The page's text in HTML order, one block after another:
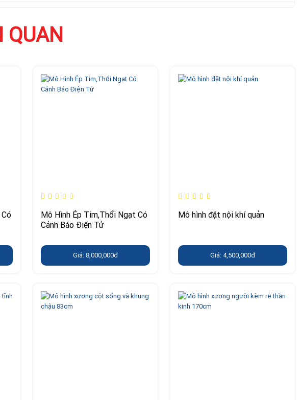
QUAN
Mô Hình Ép Tim,Thổi Ngạt Có
Cảnh Báo Điện Tử
Giá: 8,000,000đ
Mô hình đặt nội khí quản
Giá: 4,500,000đ